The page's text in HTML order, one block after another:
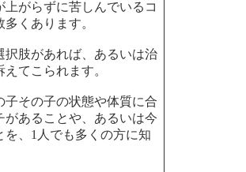
がらずに苦しんでいるコ
くあります。
択肢があれば、あるいは治
てこられます。
その子の状態や体質に合
あることや、あるいは今
、 1 人でも多くの方に知